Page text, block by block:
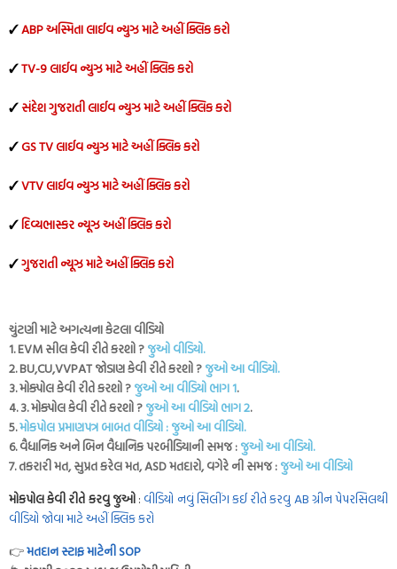
✓ABP અસ્મિતા લાઈવ ન્યુઝ માટે અહીં ક્લિક કરો
✓TV-9 લાઈવ ન્યુઝ માટે અહીં ક્લિક કરો
✓સંદેશ ગુજરાતી લાઈવ ન્યુઝ માટે અહીં ક્લિક કરો
✓GS TV લાઈવ ન્યુઝ માટે અહીં ક્લિક કરો
✓VTV લાઈવ ન્યુઝ માટે અહીં ક્લિક કરો
✓દિવ્યભાસ્કર ન્યૂઝ અહીં ક્લિક કરો
✓ગુજરાતી ન્યૂઝ માટે અહીં ક્લિક કરો
ચુંટણી માટે અગત્યના કેટલા વીડિયો
1. EVM સીલ કેવી રીતે કરશો ?જુઓ વીડિયો.
2. BU,CU,VVPAT જોડાણ કેવી રીતે કરશો ?જુઓ આ વીડિયો.
3. મોક્પોલ કેવી રીતે કરશો ?જુઓ આ વીડિયો ભાગ 1.
4. 3. મોક્પોલ કેવી રીતે કરશો ?જુઓ આ વીડિયો ભાગ 2.
5.મોકપોલ પ્રમાણપત્ર બાબત વીડિયો : જુઓ આ વીડિયો.
6. વૈધાનિક અને બિન વૈધાનિક પરબીડિયાની સમજ :જુઓ આ વીડિયો.
7. તકરારી મત, સુપ્રત કરેલ મત, ASD મતદારો, વગેરે ની સમજ :જુઓ આ વીડિયો
મોકપોલ કેવી રીતે કરવુ જુઓ:વીડિયો નવું સિલીંગ કઈ રીતે કરવુ AB ગ્રીન પેપરસિલથી
વીડિયો જોવા માટે અહીં ક્લિક કરો
👉મતદાન સ્ટાફ માટેની SOP